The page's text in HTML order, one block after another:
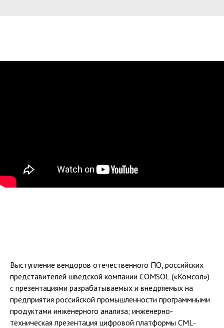
Выступление вендоров отечественного ПО, российских
представителей шведской компании COMSOL («Комсол»)
с презентациями разрабатываемых и внедряемых на
предприятия российской промышленности программными
продуктами инженерного анализа; инженерно-
техническая презентация цифровой платформы CML-